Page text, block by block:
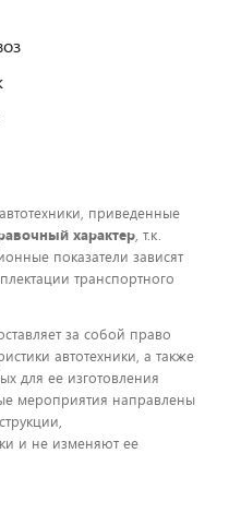
автотехники, приведенные
характер, т.к.
показатели зависят
транспортного
за собой право
автотехники, а также
для ее изготовления
мероприятия направлены
и не изменяют ее